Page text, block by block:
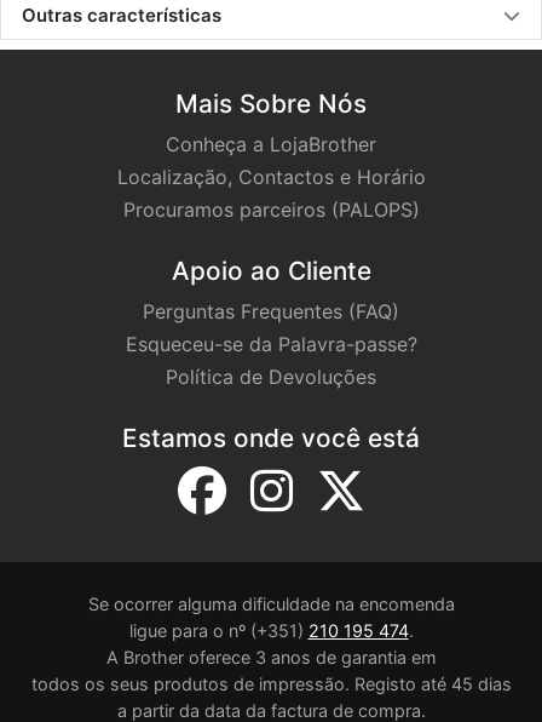
Outras características
Mais Sobre Nós
Conheça a LojaBrother
Localização, Contactos e Horário
Procuramos parceiros (PALOPS)
Apoio ao Cliente
Perguntas Frequentes (FAQ)
Esqueceu-se da Palavra-passe?
Política de Devoluções
Estamos onde você está
Se ocorrer alguma dificuldade na encomenda
ligue para o nº (+351) 210 195 474.
A Brother oferece 3 anos de garantia em
todos os seus produtos de impressão. Registo até 45 dias
a partir da data da factura de compra.